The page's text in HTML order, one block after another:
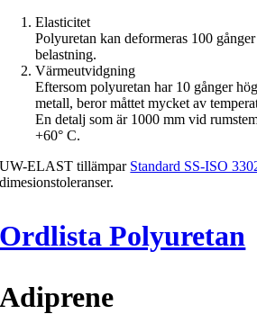
Elasticitet
Polyuretan kan deformeras 100
belastning.
Värmeutvidgning
Eftersom polyuretan har 10 gånger
metall, beror måttet mycket av
En detalj som är 1000 mm vid
+60° C.
UW-ELAST tillämpar Standard SS-ISO
dimesionstoleranser.
Ordlista Polyuretan
Adiprene